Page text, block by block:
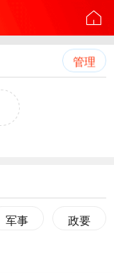
管理
军事 政要